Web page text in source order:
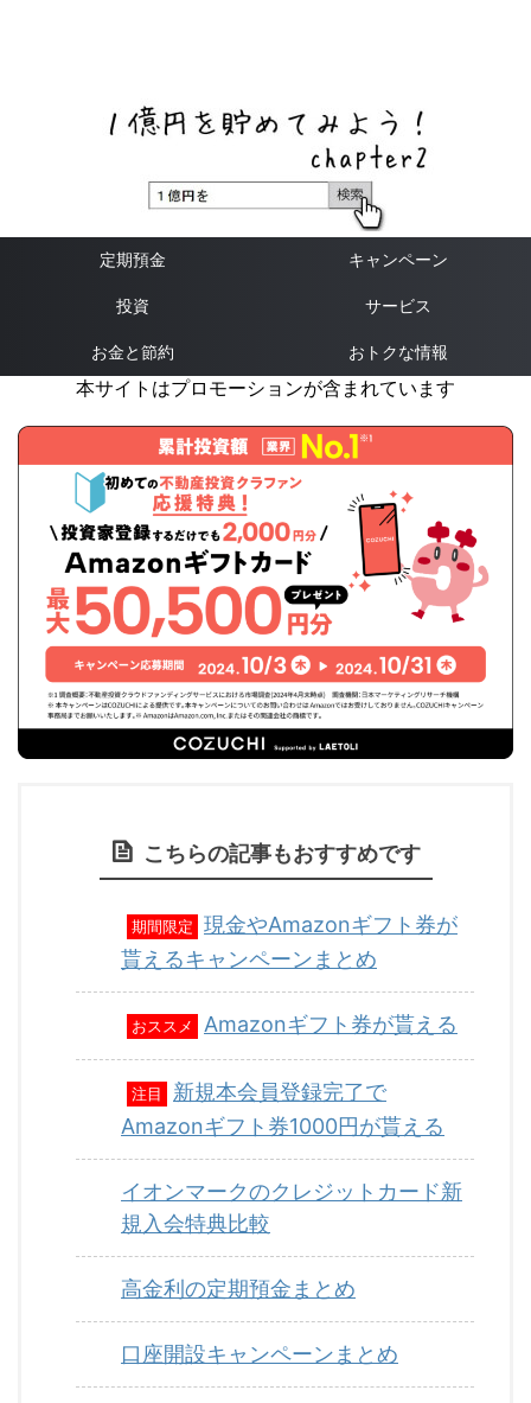
定期預金 キャンペーン
投資 サービス
お金と節約 おトクな情報
本サイトはプロモーションが含まれています
こちらの記事もおすすめです
期間限定
現金やAmazonギフト券が
貰えるキャンペーンまとめ
おススメ Amazonギフト券が貰える
注目
新規本会員登録完了で
Amazonギフト券1000円が貰える
イオンマークのクレジットカード新
規入会特典比較
高金利の定期預金まとめ
口座開設キャンペーンまとめ